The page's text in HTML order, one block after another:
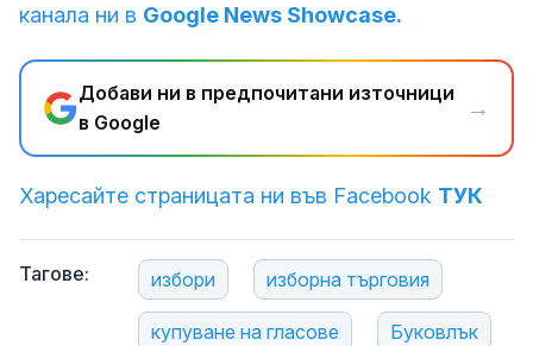
канала ни в Google News Showcase.
Добави ни в предпочитани източници
в Google
→
Харесайте страницата ни във Facebook ТУК
Тагове: избори изборна търговия
купуване на гласове Буковлък